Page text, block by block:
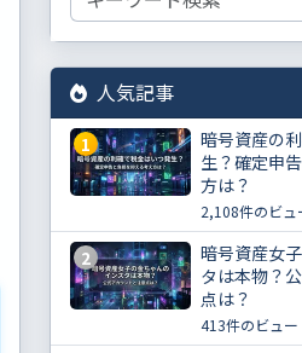
人気記事
1
暗号資産の
生？確定申
方は？
2,108件のビュ
2
暗号資産女
タは本物？
点は？
413件のビュー